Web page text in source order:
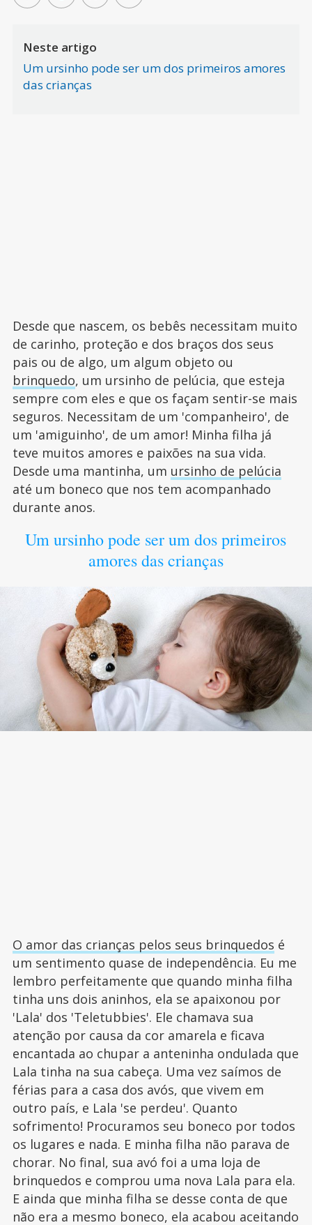
Neste artigo
Um ursinho pode ser um dos primeiros amores
das crianças
Desde que nascem, os bebês necessitam muito
de carinho, proteção e dos braços dos seus
pais ou de algo, um algum objeto ou
brinquedo, um ursinho de pelúcia, que esteja
sempre com eles e que os façam sentir-se mais
seguros. Necessitam de um 'companheiro', de
um 'amiguinho', de um amor! Minha filha já
teve muitos amores e paixões na sua vida.
Desde uma mantinha, um ursinho de pelúcia
até um boneco que nos tem acompanhado
durante anos.
Um ursinho pode ser um dos primeiros
amores das crianças
O amor das crianças pelos seus brinquedos é
um sentimento quase de independência. Eu me
lembro perfeitamente que quando minha filha
tinha uns dois aninhos, ela se apaixonou por
'Lala' dos 'Teletubbies'. Ele chamava sua
atenção por causa da cor amarela e ficava
encantada ao chupar a anteninha ondulada que
Lala tinha na sua cabeça. Uma vez saímos de
férias para a casa dos avós, que vivem em
outro país, e Lala 'se perdeu'. Quanto
sofrimento! Procuramos seu boneco por todos
os lugares e nada. E minha filha não parava de
chorar. No final, sua avó foi a uma loja de
brinquedos e comprou uma nova Lala para ela.
E ainda que minha filha se desse conta de que
não era a mesmo boneco, ela acabou aceitando